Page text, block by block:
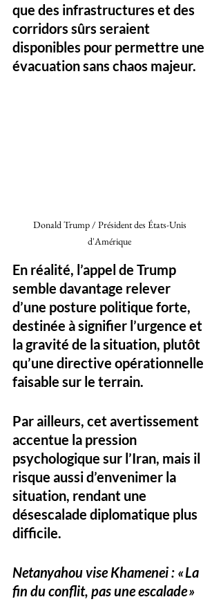
que des infrastructures et des
corridors sûrs seraient
disponibles pour permettre une
évacuation sans chaos majeur.
Donald Trump / Président des États-Unis
d'Amérique
En réalité, l’appel de Trump
semble davantage relever
d’une posture politique forte,
destinée à signifier l’urgence et
la gravité de la situation, plutôt
qu’une directive opérationnelle
faisable sur le terrain.
Par ailleurs, cet avertissement
accentue la pression
psychologique sur l’Iran, mais il
risque aussi d’envenimer la
situation, rendant une
désescalade diplomatique plus
difficile.
Netanyahou vise Khamenei : « La
fin du conflit, pas une escalade »